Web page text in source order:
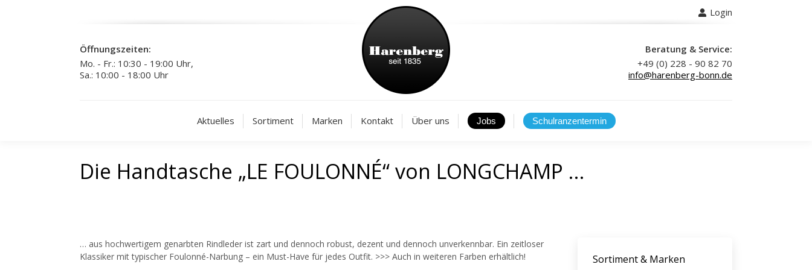
Login
Öffnungszeiten:
Mo. - Fr.: 10:30 - 19:00 Uhr,
Sa.: 10:00 - 18:00 Uhr
Beratung & Service:
+49 (0) 228 - 90 82 70
info@harenberg-bonn.de
Aktuelles Sortiment Marken Kontakt Über uns
Die Handtasche „LE FOULONNÉ“ von LONGCHAMP …
… aus hochwertigem genarbten Rindleder ist zart und dennoch robust, dezent und dennoch unverkennbar. Ein zeitloser
Klassiker mit typischer Foulonné-Narbung – ein Must-Have für jedes Outfit. >>> Auch in weiteren Farben erhältlich!
Sortiment & Marken
Sortiment Marken